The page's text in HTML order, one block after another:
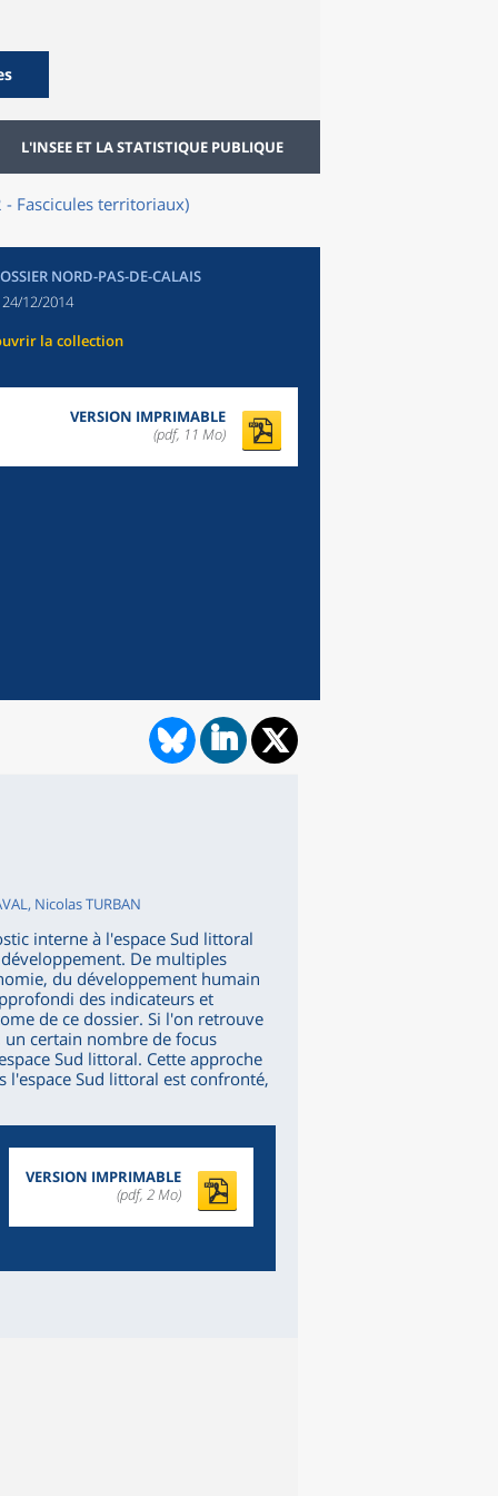
L'INSEE ET LA STATISTIQUE PUBLIQUE
- Fascicules territoriaux)
NORD-PAS-DE-CALAIS
24/12/2014
la collection
VERSION IMPRIMABLE
(pdf, 11 Mo)
Nicolas TURBAN
interne à l'espace Sud littoral
De multiples
du développement humain
des indicateurs et
de ce dossier. Si l'on retrouve
un certain nombre de focus
Sud littoral. Cette approche
l'espace Sud littoral est confronté,
VERSION IMPRIMABLE
(pdf, 2 Mo)